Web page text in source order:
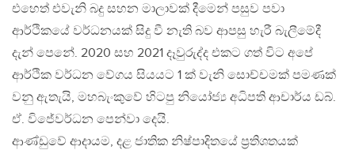
එහෙත් එවැනි බදු සහන මාලාවක් දීමෙන් පසුව පවා
ආර්ථිකයේ වර්ධනයක් සිදු වී නැති බව ආපසු හැරී බැලීමේදී
දැන් පෙනේ. 2020 සහ 2021 දෑවුරුද්ද එකට ගත් විට අපේ
ආර්ථික වර්ධන වේගය සියයට 1 ක් වැනි සොච්චමක් පමණක්
වනු ඇතැයි, මහබැංකුවේ හිටපු නියෝජ්‍ය අධිපති ආචාර්ය ඩබ්.
ඒ. විජේවර්ධන පෙන්වා දෙයි.
ආණ්ඩුවේ ආදායම, දළ ජාතික නිෂ්පාදිතයේ ප්‍රතිශතයක්